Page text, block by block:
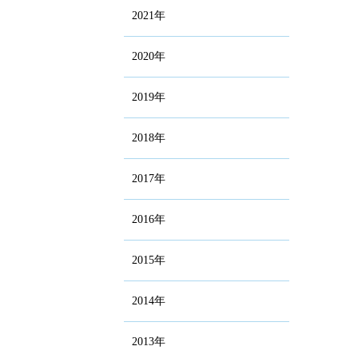
2021年
2020年
2019年
2018年
2017年
2016年
2015年
2014年
2013年